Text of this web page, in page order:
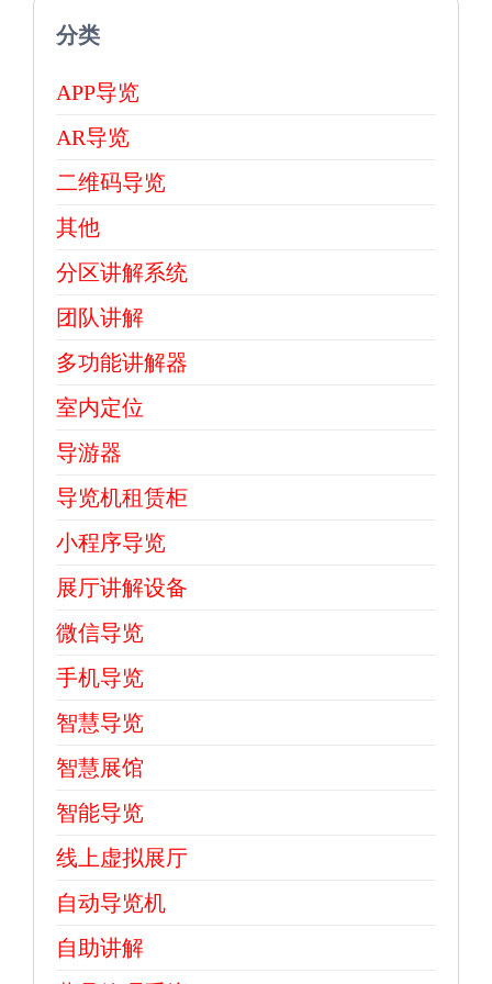
分类
APP导览
AR导览
二维码导览
其他
分区讲解系统
团队讲解
多功能讲解器
室内定位
导游器
导览机租赁柜
小程序导览
展厅讲解设备
微信导览
手机导览
智慧导览
智慧展馆
智能导览
线上虚拟展厅
自动导览机
自助讲解